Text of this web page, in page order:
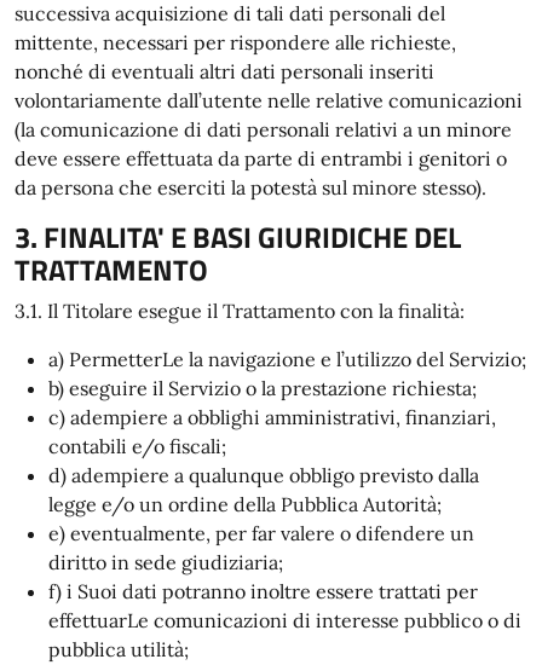
successiva acquisizione di tali dati personali del
mittente, necessari per rispondere alle richieste,
nonché di eventuali altri dati personali inseriti
volontariamente dall’utente nelle relative comunicazioni
(la comunicazione di dati personali relativi a un minore
deve essere effettuata da parte di entrambi i genitori o
da persona che eserciti la potestà sul minore stesso).
3. FINALITA' E BASI GIURIDICHE DEL
TRATTAMENTO
3.1. Il Titolare esegue il Trattamento con la finalità:
a) PermetterLe la navigazione e l’utilizzo del Servizio;
b) eseguire il Servizio o la prestazione richiesta;
c) adempiere a obblighi amministrativi, finanziari,
contabili e/o fiscali;
d) adempiere a qualunque obbligo previsto dalla
legge e/o un ordine della Pubblica Autorità;
e) eventualmente, per far valere o difendere un
diritto in sede giudiziaria;
f) i Suoi dati potranno inoltre essere trattati per
effettuarLe comunicazioni di interesse pubblico o di
pubblica utilità;